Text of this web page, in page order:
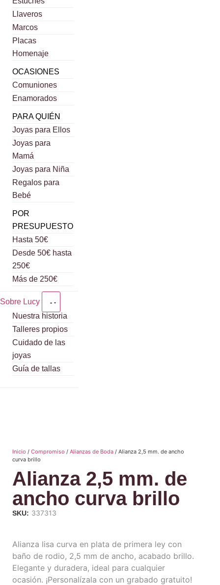
Llaveros
Marcos
Placas
Homenaje
OCASIONES
Comuniones
Enamorados
PARA QUIÉN
Joyas para Ellos
Joyas para
Mamá
Joyas para Niña
Regalos para
Bebé
POR
PRESUPUESTO
Hasta 50€
Desde 50€ hasta
250€
Más de 250€
Sobre Lucy
Nuestra historia
Talleres propios
Cuidado de las
joyas
Guía de tallas
Inicio / Compromiso / Alianzas de Boda / Alianza 2,5 mm. de ancho
curva brillo
Alianza 2,5 mm. de
ancho curva brillo
SKU: 337313
Alianza lisa curva en plata de primera ley con
baño de rodio, 2,5 mm de ancho, acabado brillo.
Elegante y duradera, ideal para cualquier
ocasión. ¡Personalízala con un grabado gratuito!